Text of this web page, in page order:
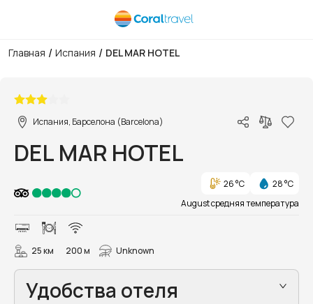
Главная / Испания / DEL MAR HOTEL
Испания, Барселона (Barcelona)
DEL MAR HOTEL
26 °C
28 °C
August средняя температура
25 км 200 м Unknown
Удобства отеля